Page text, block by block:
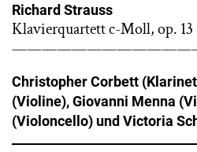
Richard Strauss
Klavierquartett c-Moll, op. 13
Christopher Corbett
(Violine), Giovanni Menna
(Violoncello) und Victoria